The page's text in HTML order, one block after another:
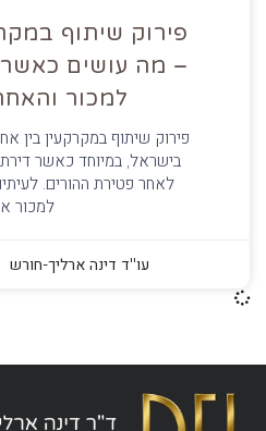
פירוק שיתוף
– מה עושים
למכור
פירוק שיתוף במקרקעין בין
בישראל, במיוחד כאשר דירת
לאחר פטירת ההורים.
למכור
עו''ד דינה ארליך-חורש